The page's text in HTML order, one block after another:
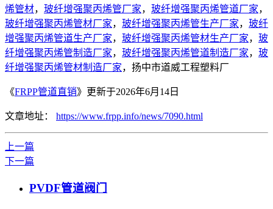
烯管材， 玻纤增强聚丙烯管厂家， 玻纤增强聚丙烯管道厂家，
玻纤增强聚丙烯管材厂家， 玻纤增强聚丙烯管生产厂家， 玻纤
增强聚丙烯管道生产厂家， 玻纤增强聚丙烯管材生产厂家， 玻
纤增强聚丙烯管制造厂家， 玻纤增强聚丙烯管道制造厂家， 玻
纤增强聚丙烯管材制造厂家，扬中市道威工程塑料厂
《FRPP管道直销》更新于2026年6月14日
文章地址： https://www.frpp.info/news/7090.html
上一篇
下一篇
PVDF管道阀门